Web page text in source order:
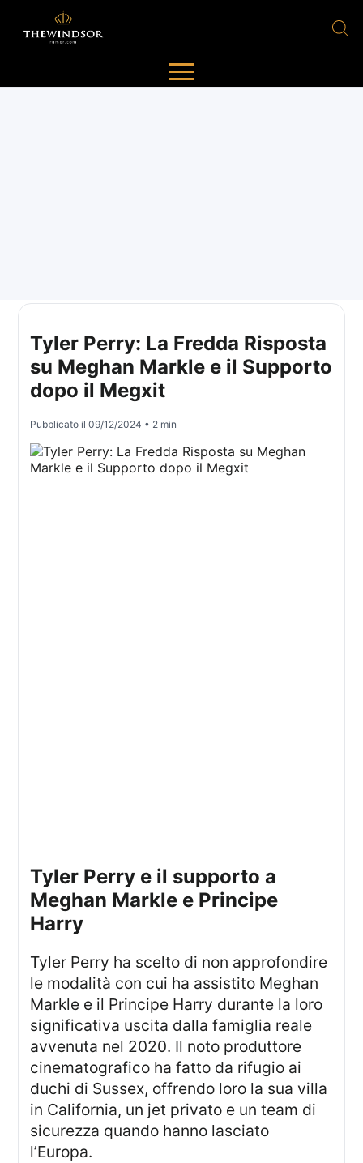
Tyler Perry: La Fredda Risposta
su Meghan Markle e il Supporto
dopo il Megxit
Pubblicato il09/12/2024 • 2 min
Tyler Perry e il supporto a
Meghan Markle e Principe
Harry
Tyler Perry ha scelto di non approfondire
le modalità con cui ha assistito Meghan
Markle e il Principe Harry durante la loro
significativa uscita dalla famiglia reale
avvenuta nel 2020. Il noto produttore
cinematografico ha fatto da rifugio ai
duchi di Sussex, offrendo loro la sua villa
in California, un jet privato e un team di
sicurezza quando hanno lasciato
l’Europa.